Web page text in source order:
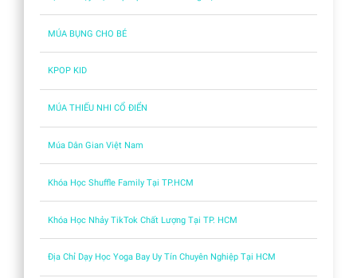
MÚA BỤNG CHO BÉ
KPOP KID
MÚA THIẾU NHI CỔ ĐIỂN
Múa Dân Gian Việt Nam
Khóa Học Shuffle Family Tại TP.HCM
Khóa Học Nhảy TikTok Chất Lượng Tại TP. HCM
Địa Chỉ Dạy Học Yoga Bay Uy Tín Chuyên Nghiệp Tại HCM